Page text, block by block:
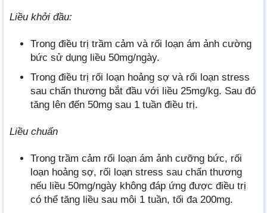
Liều khởi đầu:
Trong điều trị trầm cảm và rối loạn ám ảnh cường
bức sử dụng liều 50mg/ngày.
Trong điều trị rối loạn hoảng sợ và rối loạn stress
sau chấn thương bắt đầu với liều 25mg/kg. Sau đó
tăng lên đến 50mg sau 1 tuần điều trị.
Liều chuẩn
Trong trầm cảm rối loạn ám ảnh cưỡng bức, rối
loạn hoảng sợ, rối loạn stress sau chấn thương
nếu liều 50mg/ngày không đáp ứng được điều trị
có thể tăng liều sau môi 1 tuần, tối đa 200mg.